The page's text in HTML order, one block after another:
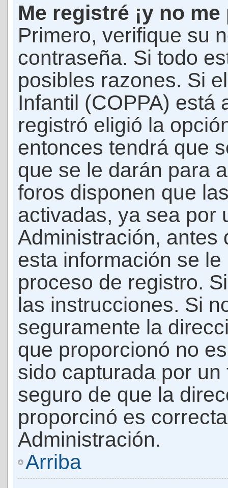
Me registré ¡y no
Primero, verifique su
contraseña. Si todo
posibles razones. Si
Infantil (COPPA) está
registró eligió la
entonces tendrá que
que se le darán para
foros disponen que
activadas, ya sea por
Administración, antes
esta información se
proceso de registro.
las instrucciones. Si
seguramente la
que proporcionó no
sido capturada por
seguro de que la
proporcinó es
Administración.
Arriba